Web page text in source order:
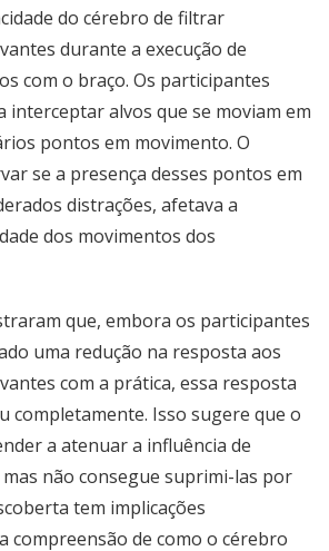
do cérebro de filtrar
durante a execução de
com o braço. Os participantes
interceptar alvos que se moviam em
pontos em movimento. O
se a presença desses pontos em
distrações, afetava a
dos movimentos dos
que, embora os participantes
uma redução na resposta aos
com a prática, essa resposta
completamente. Isso sugere que o
a atenuar a influência de
não consegue suprimi-las por
tem implicações
compreensão de como o cérebro